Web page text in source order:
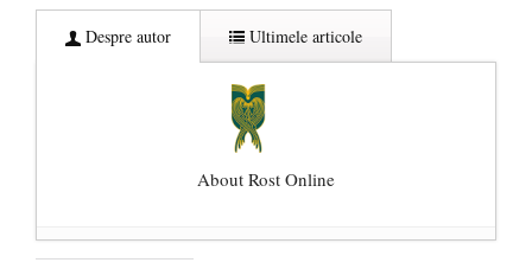
Despre autor Ultimele articole
About Rost Online